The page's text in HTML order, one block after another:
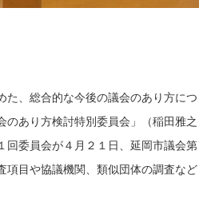
た、総合的な今後の議会のあり方につ
のあり方検討特別委員会」（稲田雅之
回委員会が４月２１日、延岡市議会第
項目や協議機関、類似団体の調査など